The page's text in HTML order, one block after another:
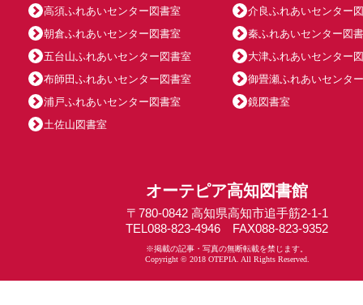
高須ふれあいセンター図書室
介良ふれあいセンター
朝倉ふれあいセンター図書室
秦ふれあいセンター図
五台山ふれあいセンター図書室
大津ふれあいセンター
布師田ふれあいセンター図書室
御畳瀬ふれあいセンタ
浦戸ふれあいセンター図書室
鏡図書室
土佐山図書室
オーテピア高知図書館
〒780-0842 高知県高知市追手筋2-1-1
TEL088-823-4946 FAX088-823-9352
※掲載の記事・写真の無断転載を禁じます。
Copyright © 2018 OTEPIA. All Rights Reserved.